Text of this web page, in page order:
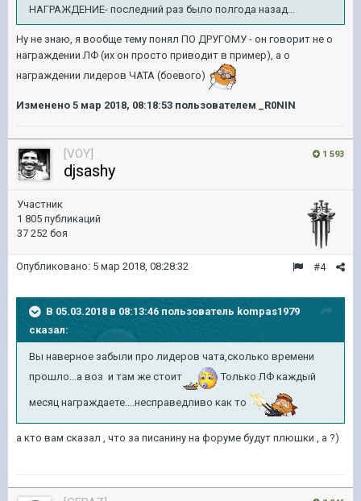
НАГРАЖДЕНИЕ- последний раз было полгода назад...
Ну не знаю, я вообще тему понял ПО ДРУГОМУ - он говорит не о
награждении ЛФ (их он просто приводит в пример), а о
награждении лидеров ЧАТА (боевого)
Изменено 5 мар 2018, 08:18:53 пользователем _R0NIN
1 593
[VOY]
djsashy
Участник
1 805 публикаций
37 252 боя
#4
Опубликовано: 5 мар 2018, 08:28:32
В 05.03.2018 в 08:13:46 пользователь kompas1979
сказал:
Вы наверное забыли про лидеров чата,сколько времени
прошло...а воз и там же стоит
Только ЛФ каждый
месяц награждаете....несправедливо как то
а кто вам сказал , что за писанину на форуме будут плюшки , а ?)